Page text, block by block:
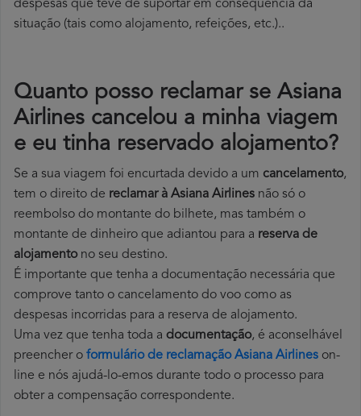
despesas que teve de suportar em consequência da
situação (tais como alojamento, refeições, etc.)..
Quanto posso reclamar se Asiana
Airlines cancelou a minha viagem
e eu tinha reservado alojamento?
Se a sua viagem foi encurtada devido a um cancelamento,
tem o direito de reclamar à Asiana Airlines não só o
reembolso do montante do bilhete, mas também o
montante de dinheiro que adiantou para a reserva de
alojamentono seu destino.
É importante que tenha a documentação necessária que
comprove tanto o cancelamento do voo como as
despesas incorridas para a reserva de alojamento.
Uma vez que tenha toda a documentação, é aconselhável
preencher o formulário de reclamação Asiana Airlines on-
line e nós ajudá-lo-emos durante todo o processo para
obter a compensação correspondente.